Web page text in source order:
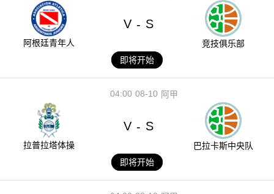
阿根廷青年人
V - S
竞技俱乐部
即将开始
08-10
04:00 阿甲
拉普拉塔体操
V - S
巴拉卡斯中央队
即将开始